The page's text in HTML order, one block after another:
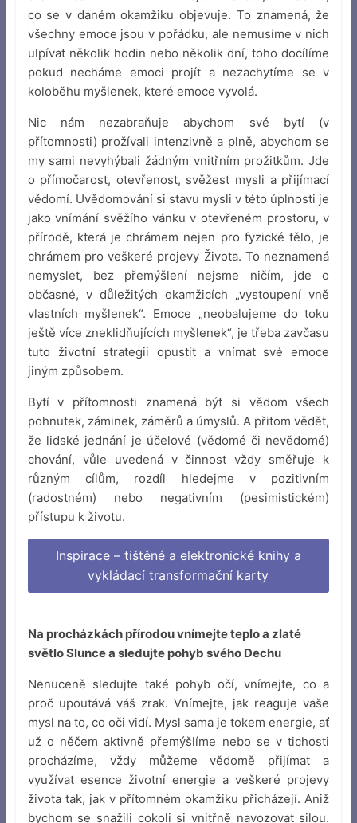
co se v daném okamžiku objevuje. To znamená, že
všechny emoce jsou v pořádku, ale nemusíme v nich
ulpívat několik hodin nebo několik dní, toho docílíme
pokud necháme emoci projít a nezachytíme se v
koloběhu myšlenek, které emoce vyvolá.
Nic nám nezabraňuje abychom své bytí (v
přítomnosti) prožívali intenzivně a plně, abychom se
my sami nevyhýbali žádným vnitřním prožitkům. Jde
o přímočarost, otevřenost, svěžest mysli a přijímací
vědomí. Uvědomování si stavu mysli v této úplnosti je
jako vnímání svěžího vánku v otevřeném prostoru, v
přírodě, která je chrámem nejen pro fyzické tělo, je
chrámem pro veškeré projevy Života. To neznamená
nemyslet, bez přemýšlení nejsme ničím, jde o
občasné, v důležitých okamžicích „vystoupení vně
vlastních myšlenek“. Emoce „neobalujeme do toku
ještě více zneklidňujících myšlenek“, je třeba zavčasu
tuto životní strategii opustit a vnímat své emoce
jiným způsobem.
Bytí v přítomnosti znamená být si vědom všech
pohnutek, záminek, záměrů a úmyslů. A přitom vědět,
že lidské jednání je účelové (vědomé či nevědomé)
chování, vůle uvedená v činnost vždy směřuje k
různým cílům, rozdíl hledejme v pozitivním
(radostném) nebo negativním (pesimistickém)
přístupu k životu.
Inspirace – tištěné a elektronické knihy a
vykládací transformační karty
Na procházkách přírodou vnímejte teplo a zlaté
světlo Slunce a sledujte pohyb svého Dechu
Nenuceně sledujte také pohyb očí, vnímejte, co a
proč upoutává váš zrak. Vnímejte, jak reaguje vaše
mysl na to, co oči vidí. Mysl sama je tokem energie, ať
už o něčem aktivně přemýšlíme nebo se v tichosti
procházíme, vždy můžeme vědomě přijímat a
využívat esence životní energie a veškeré projevy
života tak, jak v přítomném okamžiku přicházejí. Aniž
bychom se snažili cokoli si vnitřně navozovat silou.